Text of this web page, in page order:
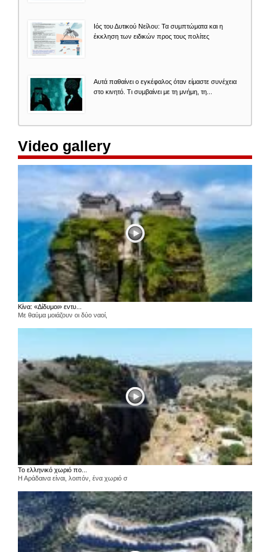
Ιός του Δυτικού Νείλου: Τα συμπτώματα και η
έκκληση των ειδικών προς τους πολίτες
Αυτά παθαίνει ο εγκέφαλος όταν είμαστε συνέχεια
στο κινητό. Τι συμβαίνει με τη μνήμη, τη...
Video gallery
Κίνα: «Δίδυμοι» εντυ...
Με θαύμα μοιάζουν οι δύο ναοί,
Το ελληνικό χωριό πο...
Η Αράδαινα είναι, λοιπόν, ένα χωριό σ